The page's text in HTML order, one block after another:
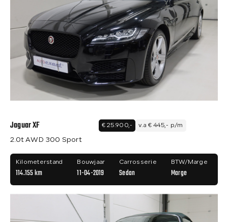
Jaguar XF € 25.900,- v.a € 445,- p/m
2.0t AWD 300 Sport
Kilometerstand
114.155 km
Bouwjaar
11-04-2019
Carrosserie
Sedan
BTW/Marge
Marge